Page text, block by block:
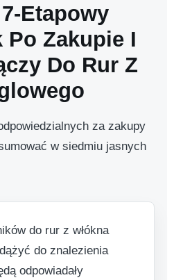
Etapowy
Po Zakupie I
Do Rur Z
za zakupy
w siedmiu jasnych
do rur z włókna
do znalezienia
odpowiadały